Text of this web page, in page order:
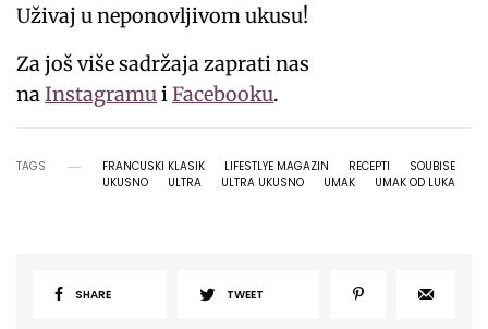
Uživaj u neponovljivom ukusu!
Za još više sadržaja zaprati nas
naInstagramuiFacebooku.
TAGS FRANCUSKI KLASIK LIFESTLYE MAGAZIN RECEPTI
SOUBISE
UKUSNO
ULTRA ULTRA UKUSNO UMAK UMAK OD LUKA
SHARE TWEET